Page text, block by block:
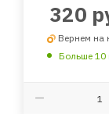
320
Вернем на
Больше 10